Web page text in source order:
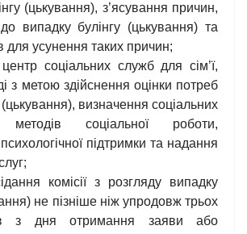
(цькування), з’ясування причин,
випадку булінгу (цькування) та
для усунення таких причин;
соціальних служб для сім’ї,
з метою здійснення оцінки потреб
(цькування), визначення соціальних
соціальної роботи,
підтримки та надання
комісії з розгляду випадку
не пізніше ніж упродовж трьох
з дня отримання заяви або